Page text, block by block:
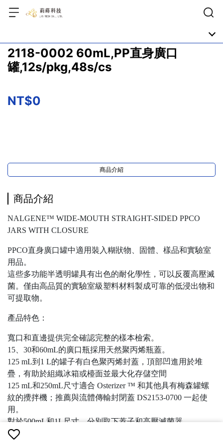
2118-0002 60mL,PP直身廣口
罐,12s/pkg,48s/cs
NT$0
商品介紹
商品介紹
NALGENE™ WIDE-MOUTH STRAIGHT-SIDED PPCO
JARS WITH CLOSURE
PPCO直身廣口罐中適用裝入糊狀物、固體、樣品和實驗室
用品。
這些多功能半透明罐具有出色的耐化學性，可以反覆高壓滅
菌。僅由高品質的實驗室級塑料材料製成可靠的低浸出物和
可提取物。
產品特色：
寬口和直邊提供完全確認完整的樣本檢索。
15、30和60mL的廣口瓶採用天然聚丙烯瓶蓋。
125 mL到1 L的罐子有白色聚丙烯封蓋，頂部凹進用於堆
疊，有助於組織冰箱或檯面並最大化存儲空間
125 mL和250mL尺寸適合 Osterizer ™ 和其他具有梅森罐螺
紋的攪拌機；推薦與流體傳輸封閉蓋 DS2153-0700 一起使
用。
對於500mL和1L尺寸，分別取下蓋子和高壓滅菌器。
PPCO罐不防漏液，不推薦用於液體運輸。